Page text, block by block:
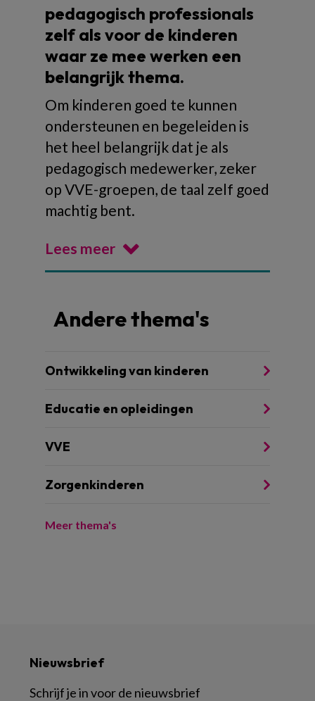
pedagogisch professionals
zelf als voor de kinderen
waar ze mee werken een
belangrijk thema.
Om kinderen goed te kunnen
ondersteunen en begeleiden is
het heel belangrijk dat je als
pedagogisch medewerker, zeker
op VVE-groepen, de taal zelf goed
machtig bent.
Lees meer
Andere thema's
Ontwikkeling van kinderen
Educatie en opleidingen
VVE
Zorgenkinderen
Meer thema's
Nieuwsbrief
Schrijf je in voor de nieuwsbrief